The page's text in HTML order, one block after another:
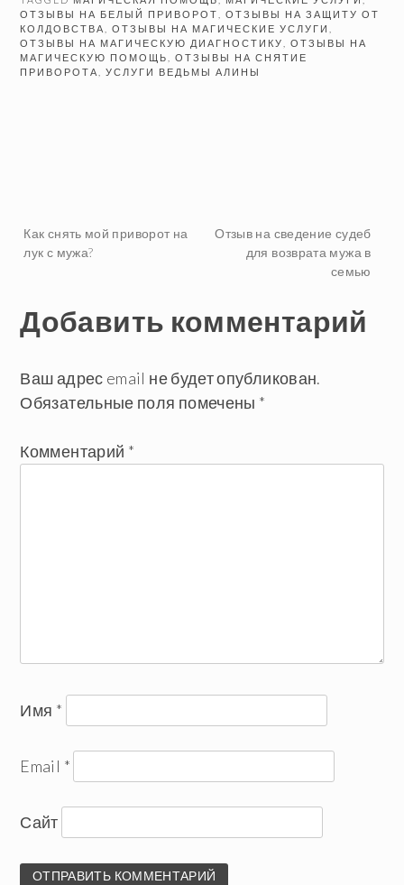
ОТЗЫВЫ НА БЕЛЫЙ ПРИВОРОТ
,ОТЗЫВЫ НА ЗАЩИТУ ОТ
КОЛДОВСТВА
,ОТЗЫВЫ НА МАГИЧЕСКИЕ УСЛУГИ
ОТЗЫВЫ НА МАГИЧЕСКУЮ ДИАГНОСТИКУ
,ОТЗЫВЫ НА
МАГИЧЕСКУЮ ПОМОЩЬ
,ОТЗЫВЫ НА СНЯТИЕ
ПРИВОРОТА
,УСЛУГИ ВЕДЬМЫ АЛИНЫ
Навигация
записям
Как снять мой приворот на
лук с мужа?
Отзыв на сведение судеб
для возврата мужа в
семью
Добавить комментарий
Ваш адрес email не будет опубликован.
Обязательные поля помечены *
Комментарий *
Имя *
Email *
Сайт